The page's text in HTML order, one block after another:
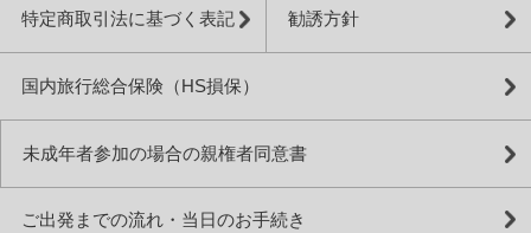
特定商取引法に基づく表記 勧誘方針
国内旅行総合保険（HS損保）
未成年者参加の場合の親権者同意書
ご出発までの流れ・当日のお手続き